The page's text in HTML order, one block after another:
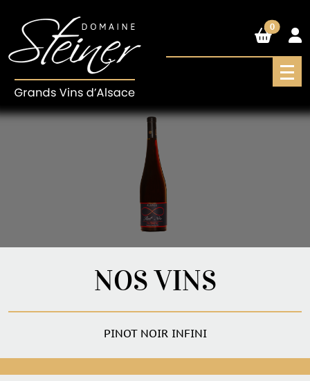
0
NOS VINS
PINOT NOIR INFINI